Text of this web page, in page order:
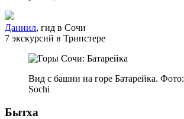
Даниил, гид в Сочи
7 экскурсий в Трипстере
Вид с башни на горе Батарейка. Фото:
Sochi
Бытха